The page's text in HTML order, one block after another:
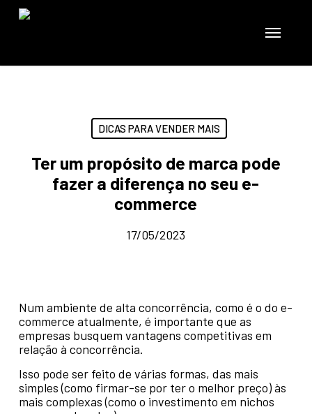
Skip
Menu
DICAS PARA VENDER MAIS
Ter um propósito de marca pode
fazer a diferença no seu e-
commerce
17/05/2023
Num ambiente de alta concorrência, como é o do e-
commerce atualmente, é importante que as
empresas busquem vantagens competitivas em
relação à concorrência.
Isso pode ser feito de várias formas, das mais
simples (como firmar-se por ter o melhor preço) às
mais complexas (como o investimento em nichos